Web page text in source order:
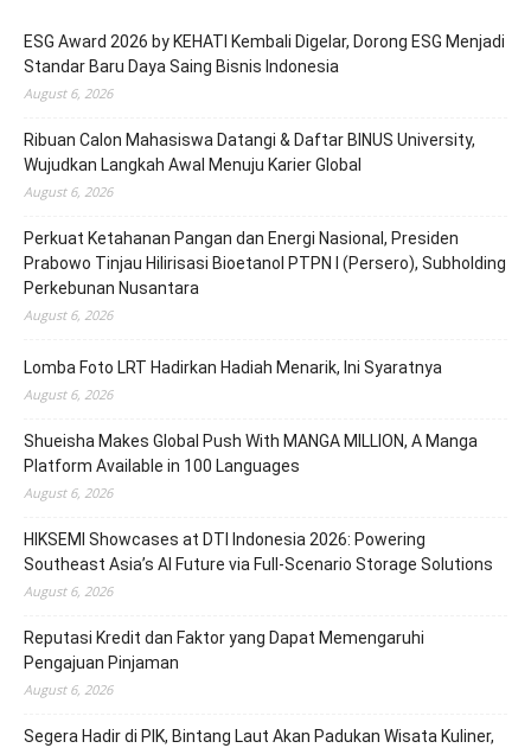
ESG Award 2026 by KEHATI Kembali Digelar, Dorong ESG Menjadi
Standar Baru Daya Saing Bisnis Indonesia
August 6, 2026
Ribuan Calon Mahasiswa Datangi & Daftar BINUS University,
Wujudkan Langkah Awal Menuju Karier Global
August 6, 2026
Perkuat Ketahanan Pangan dan Energi Nasional, Presiden
Prabowo Tinjau Hilirisasi Bioetanol PTPN I (Persero), Subholding
Perkebunan Nusantara
August 6, 2026
Lomba Foto LRT Hadirkan Hadiah Menarik, Ini Syaratnya
August 6, 2026
Shueisha Makes Global Push With MANGA MILLION, A Manga
Platform Available in 100 Languages
August 6, 2026
HIKSEMI Showcases at DTI Indonesia 2026: Powering
Southeast Asia’s AI Future via Full‑Scenario Storage Solutions
August 6, 2026
Reputasi Kredit dan Faktor yang Dapat Memengaruhi
Pengajuan Pinjaman
August 6, 2026
Segera Hadir di PIK, Bintang Laut Akan Padukan Wisata Kuliner,